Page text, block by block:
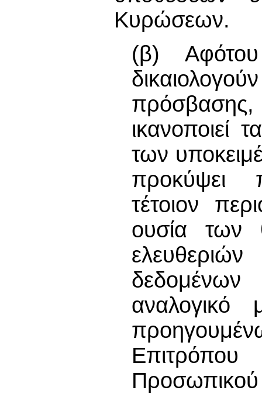
Κυρώσεων.
(β)
ικανοποιεί
των
προκύψει
τέτοιον
ουσία των
αναλογικό